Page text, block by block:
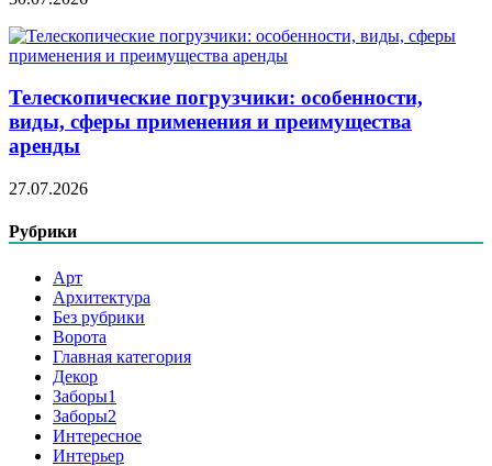
Телескопические погрузчики: особенности,
виды, сферы применения и преимущества
аренды
27.07.2026
Рубрики
Арт
Архитектура
Без рубрики
Ворота
Главная категория
Декор
Заборы1
Заборы2
Интересное
Интерьер